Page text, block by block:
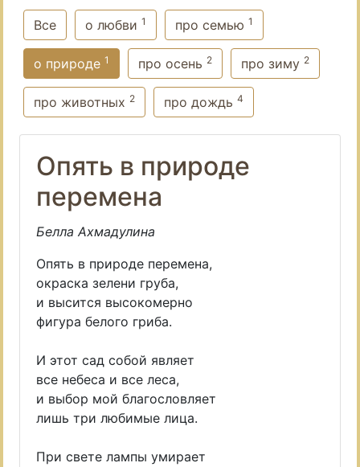
Все о любви 1 про семью 1
о природе 1 про осень 2 про зиму 2
про животных 2 про дождь 4
Опять в природе
перемена
Белла Ахмадулина
Опять в природе перемена,
окраска зелени груба,
и высится высокомерно
фигура белого гриба.
И этот сад собой являет
все небеса и все леса,
и выбор мой благословляет
лишь три любимые лица.
При свете лампы умирает